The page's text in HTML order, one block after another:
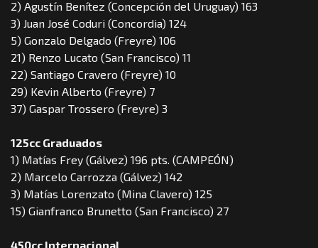
2) Agustín Benítez (Concepción del Uruguay) 163
3) Juan José Coduri (Concordia) 124
5) Gonzalo Delgado (Freyre) 106
21) Renzo Lucato (San Francisco) 11
22) Santiago Cravero (Freyre) 10
29) Kevin Alberto (Freyre) 7
37) Gaspar Trossero (Freyre) 3
125cc Graduados
1) Matías Frey (Gálvez) 196 pts. (CAMPEÓN)
2) Marcelo Carrozza (Gálvez) 142
3) Matías Lorenzato (Mina Clavero) 125
15) Gianfranco Brunetto (San Francisco) 27
450cc Internacional